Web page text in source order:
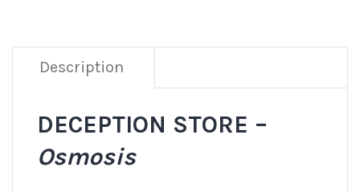
Description
DECEPTION STORE –
Osmosis